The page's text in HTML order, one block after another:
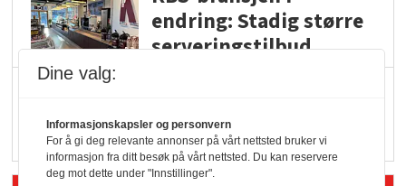
endring: Stadig større
serveringstilbud
i dagligvare
Dine valg:
Informasjonskapsler og personvern
For å gi deg relevante annonser på vårt nettsted bruker vi
informasjon fra ditt besøk på vårt nettsted. Du kan reservere
deg mot dette under "Innstillinger".